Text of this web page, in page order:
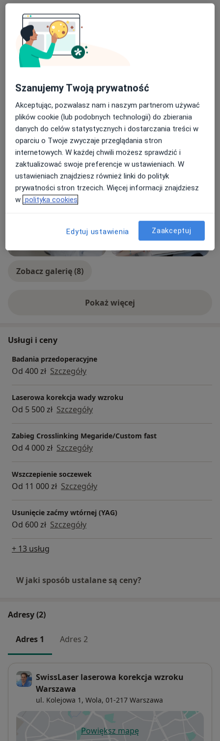
więcej
Zakres porad
Okulistyka
Główne obszary pomocy
Dalekowzroczność
Zaćma +24
Pacjenci których przyjmuję
Dorośli
Rodzaje konsultacji
Stacjonarne Zobacz lokalizacje (2)
Zdjęcia i filmy
Zobacz galerię (8)
Pokaż więcejo doświadczeniu
Usługi i ceny
Badania przedoperacyjne
Od 400 zł Szczegóły
Laserowa korekcja wady wzroku
Od 5 500 zł Szczegóły
Zabieg Crosslinking Megaride/Custom fast
Od 4 000 zł Szczegóły
Wszczepienie soczewek
Od 11 000 zł Szczegóły
Usunięcie zaćmy wtórnej (YAG)
Od 600 zł Szczegóły
+ 13 usług
W jaki sposób ustalane są ceny?
Adresy (2)
Adres 1 Adres 2
SwissLaser laserowa korekcja wzroku
Warszawa
ul. Kolejowa 1, Wola, 01-217 Warszawa
Powiększ mapęotwiera się w nowej karcie
Szanujemy Twoją prywatność
Akceptując, pozwalasz nam i naszym partnerom używać
plików cookie (lub podobnych technologii) do zbierania
danych do celów statystycznych i dostarczania treści w
oparciu o Twoje zwyczaje przeglądania stron
internetowych. W każdej chwili możesz sprawdzić i
zaktualizować swoje preferencje w ustawieniach. W
ustawieniach znajdziesz również linki do polityk
prywatności stron trzecich. Więcej informacji znajdziesz
w polityka cookies
Edytuj ustawienia Zaakceptuj